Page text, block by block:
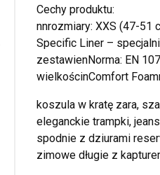
Cechy produktu:
nnrozmiary: XXS (47-51
Specific Liner –
zestawienNorma: EN
wielkościnComfort
koszula w kratę zara,
eleganckie trampki,
spodnie z dziurami
zimowe długie z